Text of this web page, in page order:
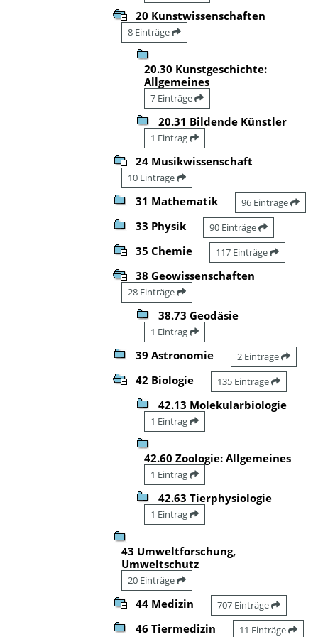
20 Kunstwissenschaften
8 Einträge
20.30 Kunstgeschichte:
Allgemeines
7 Einträge
20.31 Bildende Künstler
1 Eintrag
24 Musikwissenschaft
10 Einträge
31 Mathematik 96 Einträge
33 Physik 90 Einträge
35 Chemie 117 Einträge
38 Geowissenschaften
28 Einträge
38.73 Geodäsie
1 Eintrag
39 Astronomie 2 Einträge
42 Biologie 135 Einträge
42.13 Molekularbiologie
1 Eintrag
42.60 Zoologie: Allgemeines
1 Eintrag
42.63 Tierphysiologie
1 Eintrag
43 Umweltforschung,
Umweltschutz
20 Einträge
44 Medizin 707 Einträge
46 Tiermedizin 11 Einträge